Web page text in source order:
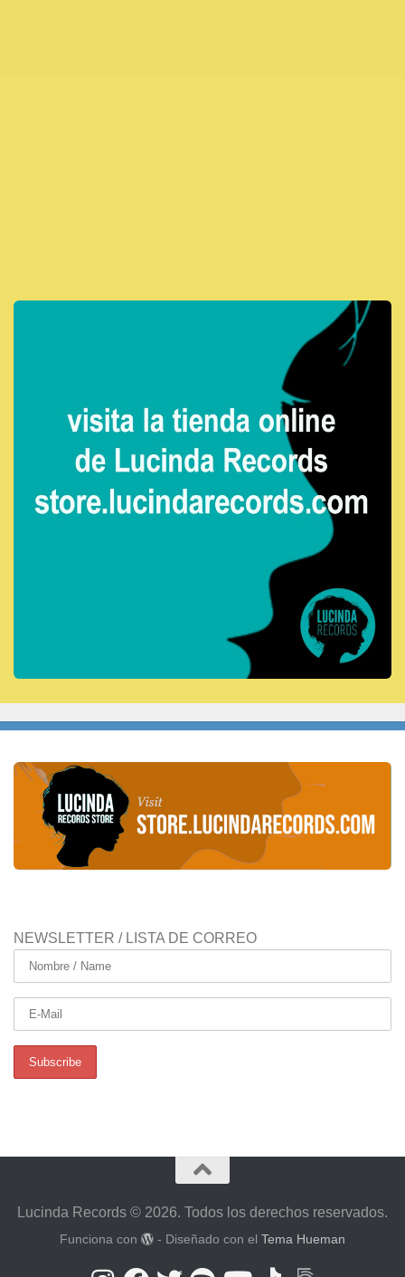
NEWSLETTER / LISTA DE CORREO
Lucinda Records © 2026. Todos los derechos reservados.
Funciona con - Diseñado con el Tema Hueman